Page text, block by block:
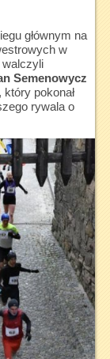
głównym na
w
walczyli
Semenowycz
pokonał
rywala o